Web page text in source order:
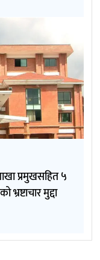
प्रमुखसहित ५
मुद्दा